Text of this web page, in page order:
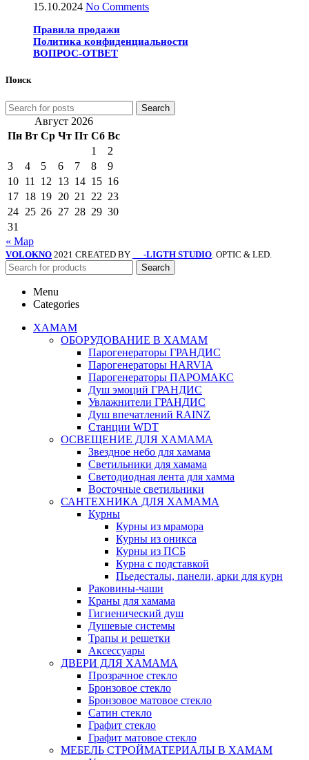
15.10.2024 No Comments
Правила продажи
Политика конфиденциальности
ВОПРОС-ОТВЕТ
Поиск
Search
Август 2026
Пн Вт Ср Чт Пт Сб Вс
1
2
3
4 5 6 7 8
9
10 11 12 13 14 15 16
17 18 19 20 21 22 23
24 25 26 27 28 29 30
31
« Мар
VOLOKNO 2021 CREATED BY -LIGTH STUDIO. OPTIC & LED.
Search
Menu
Categories
ХАМАМ
ОБОРУДОВАНИЕ В ХАМАМ
Парогенераторы ГРАНДИС
Парогенераторы HARVIA
Парогенераторы ПАРОМАКС
Душ эмоций ГРАНДИС
Увлажнители ГРАНДИС
Душ впечатлений RAINZ
Станции WDT
ОСВЕЩЕНИЕ ДЛЯ ХАМАМА
Звездное небо для хамама
Светильники для хамама
Светодиодная лента для хамма
Восточные светильники
САНТЕХНИКА ДЛЯ ХАМАМА
Курны
Курны из мрамора
Курны из оникса
Курны из ПСБ
Курна с подставкой
Пьедесталы, панели, арки для курн
Раковины-чаши
Краны для хамама
Гигиенический душ
Душевые системы
Трапы и решетки
Аксессуары
ДВЕРИ ДЛЯ ХАМАМА
Прозрачное стекло
Бронзовое стекло
Бронзовое матовое стекло
Сатин стекло
Графит стекло
Графит матовое стекло
МЕБЕЛЬ СТРОЙМАТЕРИАЛЫ В ХАМАМ